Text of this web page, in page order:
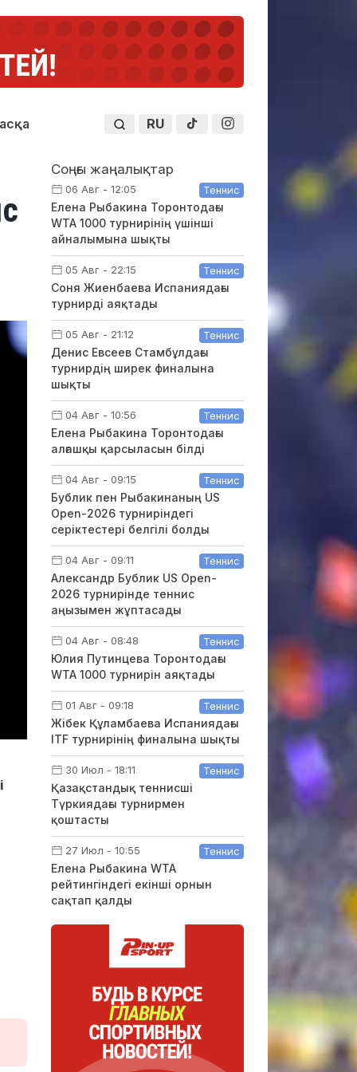
RU
Соңғы жаңалықтар
06 Авг - 12:05 Теннис
Елена Рыбакина Торонтодағы
WTA 1000 турнирінің үшінші
айналымына шықты
05 Авг - 22:15 Теннис
Соня Жиенбаева Испаниядағы
турнирді аяқтады
05 Авг - 21:12 Теннис
Денис Евсеев Стамбұлдағы
турнирдің ширек финалына
шықты
04 Авг - 10:56 Теннис
Елена Рыбакина Торонтодағы
алғашқы қарсыласын білді
04 Авг - 09:15 Теннис
Бублик пен Рыбакинаның US
Open-2026 турниріндегі
серіктестері белгілі болды
04 Авг - 09:11 Теннис
Александр Бублик US Open-
2026 турнирінде теннис
аңызымен жұптасады
04 Авг - 08:48 Теннис
Юлия Путинцева Торонтодағы
WTA 1000 турнирін аяқтады
01 Авг - 09:18 Теннис
Жібек Құламбаева Испаниядағы
ITF турнирінің финалына шықты
30 Июл - 18:11 Теннис
Қазақстандық теннисші
Түркиядағы турнирмен
қоштасты
27 Июл - 10:55 Теннис
Елена Рыбакина WTA
рейтингіндегі екінші орнын
сақтап қалды